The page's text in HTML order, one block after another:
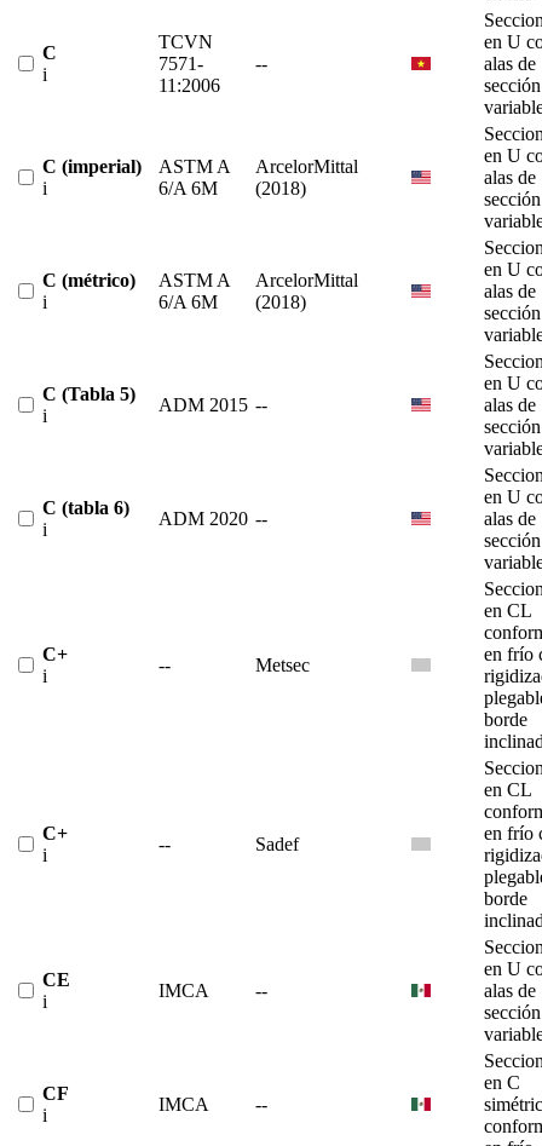
C
i
TCVN
7571-
11:2006
--
en U
alas de
sección
C (imperial)
i
ASTM A
6/A 6M
ArcelorMittal
(2018)
en U
alas de
sección
C (métrico)
i
ASTM A
6/A 6M
ArcelorMittal
(2018)
en U
alas de
sección
C (Tabla 5)
i
ADM 2015 --
en U
alas de
sección
C (tabla 6)
i
ADM 2020 --
en U
alas de
sección
C+
i
-- Metsec
en CL
en frío
borde
C+
i
-- Sadef
en CL
en frío
borde
CE
i
IMCA --
en U
alas de
sección
CF
i
IMCA --
en C